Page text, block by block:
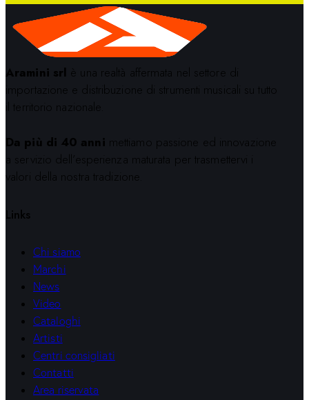
Aramini srl è una realtà affermata nel settore di
importazione e distribuzione di strumenti musicali su tutto
il territorio nazionale.
Da più di 40 anni mettiamo passione ed innovazione
a servizio dell’esperienza maturata per trasmettervi i
valori della nostra tradizione.
Links
Chi siamo
Marchi
News
Video
Cataloghi
Artisti
Centri consigliati
Contatti
Area riservata